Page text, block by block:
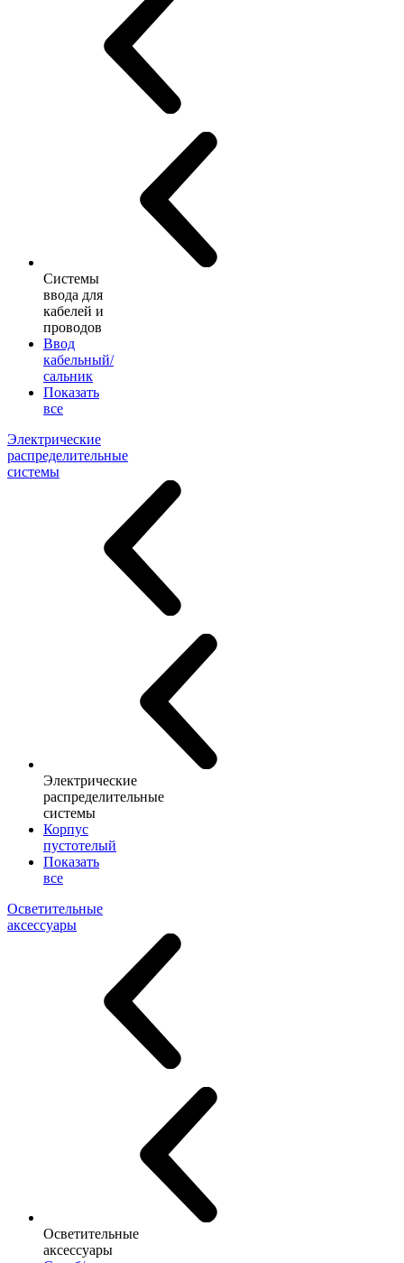
Системы
ввода для
кабелей и
проводов
Ввод
кабельный/
сальник
Показать
все
Электрические
распределительные
системы
Электрические
распределительные
системы
Корпус
пустотелый
Показать
все
Осветительные
аксессуары
Осветительные
аксессуары